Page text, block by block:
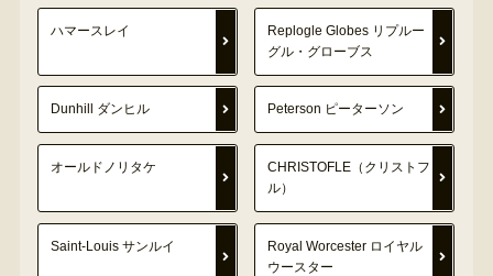
ハマースレイ
Replogle Globes リプルー
グル・グローブス
Dunhill ダンヒル Peterson ピーターソン
オールドノリタケ
CHRISTOFLE（クリストフ
ル）
Saint-Louis サンルイ
Royal Worcester ロイヤル
ウースター